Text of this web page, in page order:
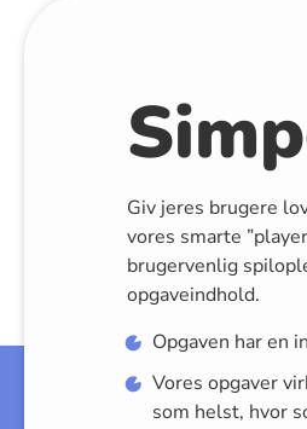
Giv jeres brugere
vores smarte
brugervenlig
opgaveindhold.
Opgaven har en
Vores opgaver
som helst, hvor